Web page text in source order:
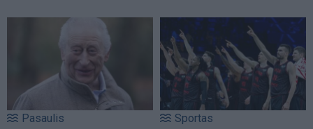
Pasaulis Sportas